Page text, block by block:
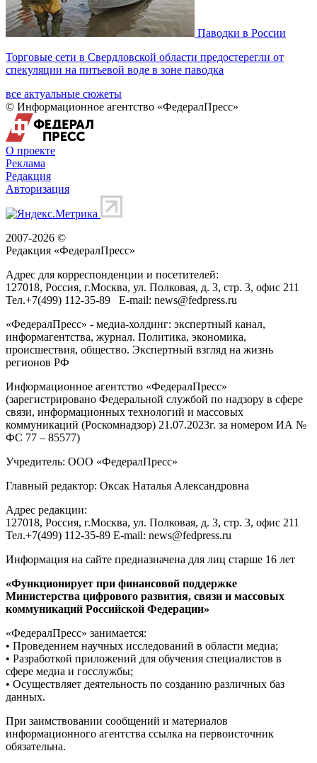
Паводки в России
Торговые сети в Свердловской области предостерегли от
спекуляции на питьевой воде в зоне паводка
все актуальные сюжеты
© Информационное агентство «ФедералПресс»
О проекте
Реклама
Редакция
Авторизация
2007-2026 ©
Редакция «ФедералПресс»
Адрес для корреспонденции и посетителей:
127018, Россия, г.Москва, ул. Полковая, д. 3, стр. 3, офис 211
Тел.+7(499) 112-35-89 E-mail: news@fedpress.ru
«ФедералПресс» - медиа-холдинг: экспертный канал,
информагентства, журнал. Политика, экономика,
происшествия, общество. Экспертный взгляд на жизнь
регионов РФ
Информационное агентство «ФедералПресс»
(зарегистрировано Федеральной службой по надзору в сфере
связи, информационных технологий и массовых
коммуникаций (Роскомнадзор) 21.07.2023г. за номером ИА №
ФС 77 – 85577)
Учредитель: ООО «ФедералПресс»
Главный редактор: Оксак Наталья Александровна
Адрес редакции:
127018, Россия, г.Москва, ул. Полковая, д. 3, стр. 3, офис 211
Тел.+7(499) 112-35-89 E-mail: news@fedpress.ru
Информация на сайте предназначена для лиц старше 16 лет
«Функционирует при финансовой поддержке
Министерства цифрового развития, связи и массовых
коммуникаций Российской Федерации»
«ФедералПресс» занимается:
• Проведением научных исследований в области медиа;
• Разработкой приложений для обучения специалистов в
сфере медиа и госслужбы;
• Осуществляет деятельность по созданию различных баз
данных.
При заимствовании сообщений и материалов
информационного агентства ссылка на первоисточник
обязательна.